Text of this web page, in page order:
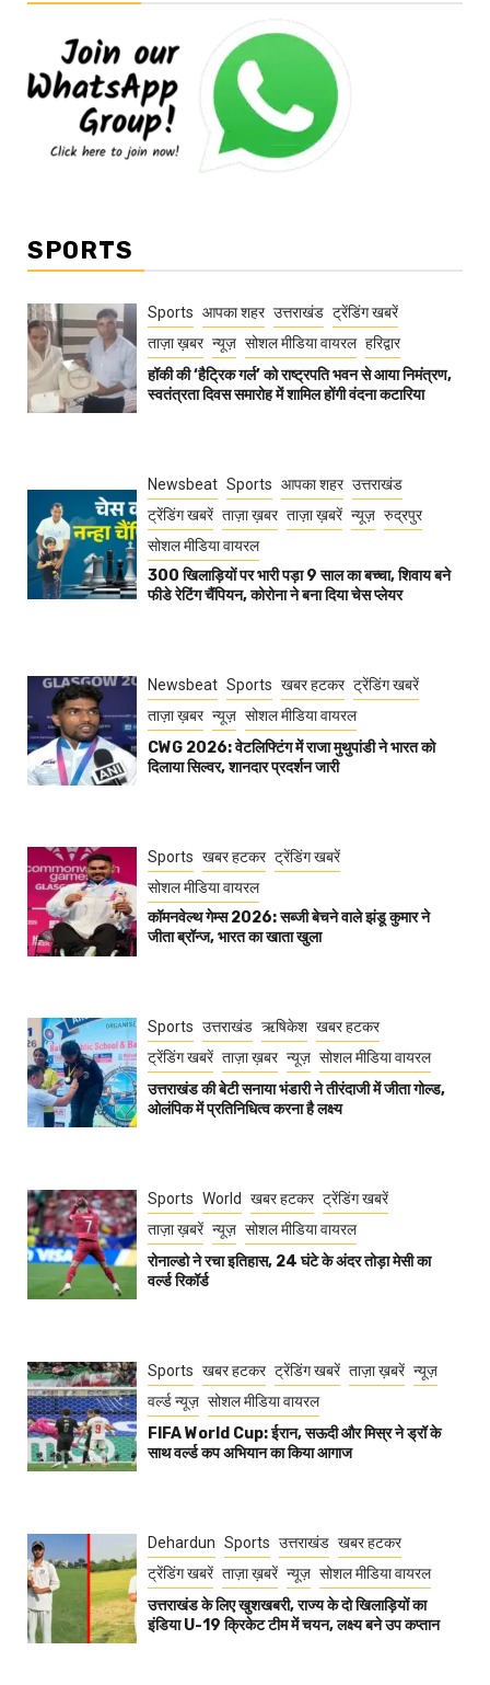
SPORTS
Sports आपका शहर उत्तराखंड ट्रेंडिंग खबरें
ताज़ा ख़बर न्यूज़ सोशल मीडिया वायरल हरिद्वार
हॉकी की ‘हैट्रिक गर्ल’ को राष्ट्रपति भवन से आया निमंत्रण,
स्वतंत्रता दिवस समारोह में शामिल होंगी वंदना कटारिया
Newsbeat Sports आपका शहर उत्तराखंड
ट्रेंडिंग खबरें ताज़ा ख़बर ताज़ा ख़बरें न्यूज़ रुद्रपुर
सोशल मीडिया वायरल
300 खिलाड़ियों पर भारी पड़ा 9 साल का बच्चा, शिवाय बने
फीडे रेटिंग चैंपियन, कोरोना ने बना दिया चेस प्लेयर
Newsbeat Sports खबर हटकर ट्रेंडिंग खबरें
ताज़ा ख़बर न्यूज़ सोशल मीडिया वायरल
CWG 2026: वेटलिफ्टिंग में राजा मुथुपांडी ने भारत को
दिलाया सिल्वर, शानदार प्रदर्शन जारी
Sports खबर हटकर ट्रेंडिंग खबरें
सोशल मीडिया वायरल
कॉमनवेल्थ गेम्स 2026: सब्जी बेचने वाले झंडू कुमार ने
जीता ब्रॉन्ज, भारत का खाता खुला
Sports उत्तराखंड ऋषिकेश खबर हटकर
ट्रेंडिंग खबरें ताज़ा ख़बर न्यूज़ सोशल मीडिया वायरल
उत्तराखंड की बेटी सनाया भंडारी ने तीरंदाजी में जीता गोल्ड,
ओलंपिक में प्रतिनिधित्व करना है लक्ष्य
Sports World खबर हटकर ट्रेंडिंग खबरें
ताज़ा ख़बरें न्यूज़ सोशल मीडिया वायरल
रोनाल्डो ने रचा इतिहास, 24 घंटे के अंदर तोड़ा मेसी का
वर्ल्ड रिकॉर्ड
Sports खबर हटकर ट्रेंडिंग खबरें ताज़ा ख़बरें न्यूज़
वर्ल्ड न्यूज़ सोशल मीडिया वायरल
FIFA World Cup: ईरान, सऊदी और मिस्र ने ड्रॉ के
साथ वर्ल्ड कप अभियान का किया आगाज
Dehardun Sports उत्तराखंड खबर हटकर
ट्रेंडिंग खबरें ताज़ा ख़बरें न्यूज़ सोशल मीडिया वायरल
उत्तराखंड के लिए खुशखबरी, राज्य के दो खिलाड़ियों का
इंडिया U-19 क्रिकेट टीम में चयन, लक्ष्य बने उप कप्तान